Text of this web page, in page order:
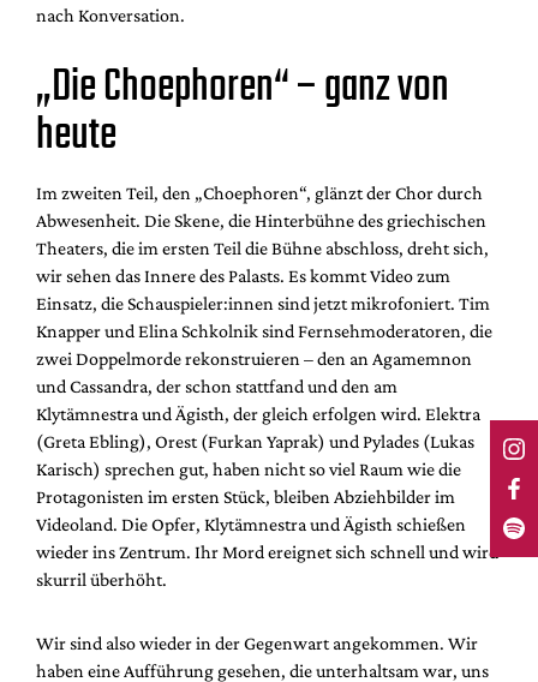
nach Konversation.
„Die Choephoren“ – ganz von
heute
Im zweiten Teil, den „Choephoren“, glänzt der Chor durch
Abwesenheit. Die Skene, die Hinterbühne des griechischen
Theaters, die im ersten Teil die Bühne abschloss, dreht sich,
wir sehen das Innere des Palasts. Es kommt Video zum
Einsatz, die Schauspieler:innen sind jetzt mikrofoniert. Tim
Knapper und Elina Schkolnik sind Fernsehmoderatoren, die
zwei Doppelmorde rekonstruieren – den an Agamemnon
und Cassandra, der schon stattfand und den am
Klytämnestra und Ägisth, der gleich erfolgen wird. Elektra
(Greta Ebling), Orest (Furkan Yaprak) und Pylades (Lukas
Karisch) sprechen gut, haben nicht so viel Raum wie die
Protagonisten im ersten Stück, bleiben Abziehbilder im
Videoland. Die Opfer, Klytämnestra und Ägisth schießen
wieder ins Zentrum. Ihr Mord ereignet sich schnell und wird
skurril überhöht.
Wir sind also wieder in der Gegenwart angekommen. Wir
haben eine Aufführung gesehen, die unterhaltsam war, uns